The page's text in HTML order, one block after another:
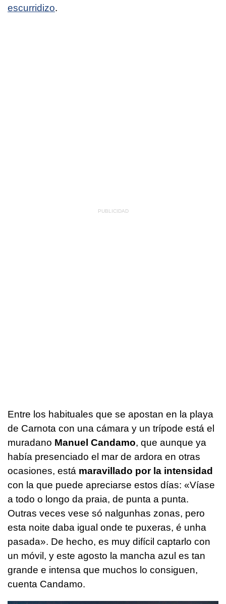
escurridizo.
Entre los habituales que se apostan en la playa
de Carnota con una cámara y un trípode está el
muradano Manuel Candamo, que aunque ya
había presenciado el mar de ardora en otras
ocasiones, está maravillado por la intensidad
con la que puede apreciarse estos días: «Víase
a todo o longo da praia, de punta a punta.
Outras veces vese só nalgunhas zonas, pero
esta noite daba igual onde te puxeras, é unha
pasada». De hecho, es muy difícil captarlo con
un móvil, y este agosto la mancha azul es tan
grande e intensa que muchos lo consiguen,
cuenta Candamo.